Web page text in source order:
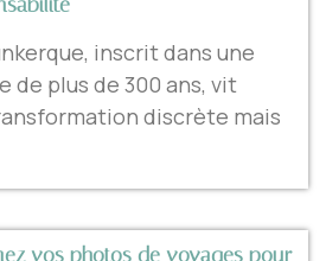
inscrit dans une
plus de 300 ans, vit
discrète mais
vos photos de voyages pour